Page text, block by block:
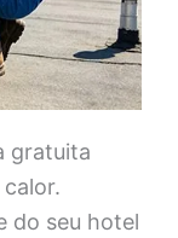
gratuita
do seu hotel